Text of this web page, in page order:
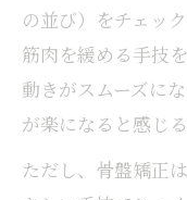
の並び）をチェッ
筋肉を緩める手技
動きがスムーズに
が楽になると感じ
ただし、骨盤矯正